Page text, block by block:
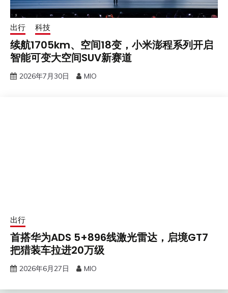
出行 科技
续航1705km、空间18变，小米澎程系列开启
智能可变大空间SUV新赛道
2026年7月30日 MIO
出行
首搭华为ADS 5+896线激光雷达，启境GT7
把猎装车拉进20万级
2026年6月27日 MIO